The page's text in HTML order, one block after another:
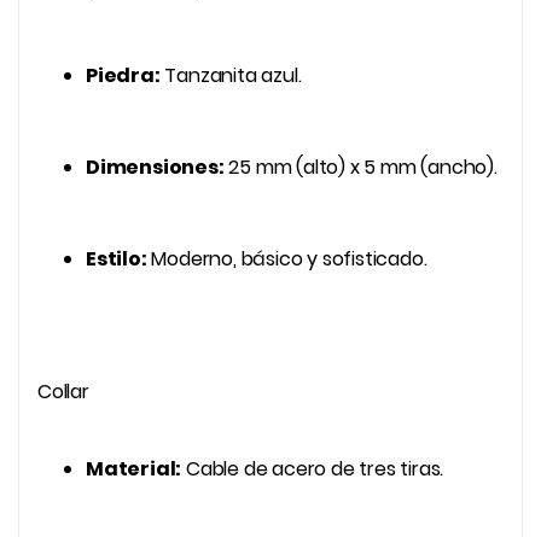
Piedra: Tanzanita azul.
Dimensiones:25 mm (alto) x 5 mm (ancho).
Estilo:Moderno, básico y sofisticado.
Collar
Material: Cable de acero de tres tiras.